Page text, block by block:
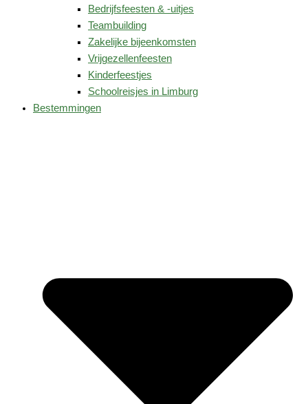
Bedrijfsfeesten & -uitjes
Teambuilding
Zakelijke bijeenkomsten
Vrijgezellenfeesten
Kinderfeestjes
Schoolreisjes in Limburg
Bestemmingen